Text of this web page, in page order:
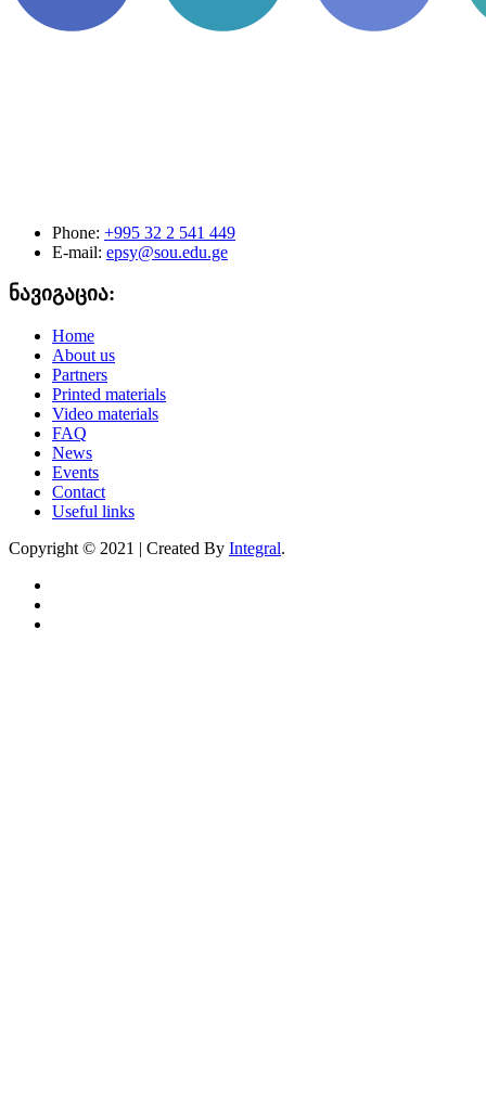
Phone: +995 32 2 541 449
E-mail: epsy@sou.edu.ge
ნავიგაცია:
Home
About us
Partners
Printed materials
Video materials
FAQ
News
Events
Contact
Useful links
Copyright © 2021 | Created By Integral.